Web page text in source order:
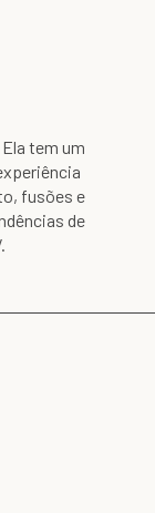
tem um
fusões e
de